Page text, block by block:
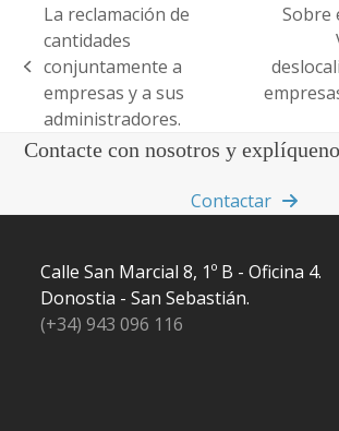
previous
post:
La reclamación de
cantidades
conjuntamente a
empresas y a sus
administradores.
next
post:
Sobre
Contacte con nosotros y
Contactar
Calle San Marcial 8, 1º B - Oficina 4.
Donostia - San Sebastián.
(+34) 943 096 116